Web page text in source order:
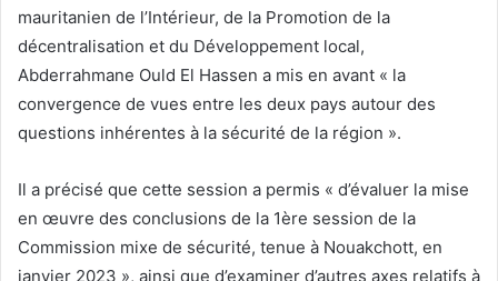
mauritanien de l’Intérieur, de la Promotion de la
décentralisation et du Développement local,
Abderrahmane Ould El Hassen a mis en avant « la
convergence de vues entre les deux pays autour des
questions inhérentes à la sécurité de la région ».
Il a précisé que cette session a permis « d’évaluer la mise
en œuvre des conclusions de la 1ère session de la
Commission mixe de sécurité, tenue à Nouakchott, en
janvier 2023 », ainsi que d’examiner d’autres axes relatifs à